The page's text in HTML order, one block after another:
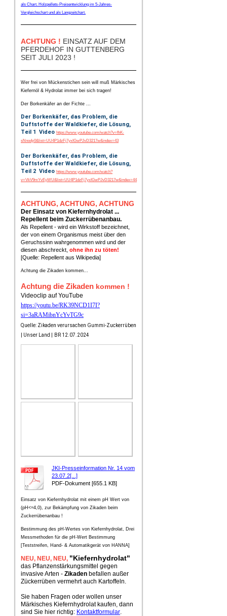
als Chart. Holzpellets-Preisentwicklung im 5-Jahres-
Vergleichschart und als Langzeitchart.
ACHTUNG ! EINSATZ AUF DEM
PFERDEHOF IN GUTTENBERG
SEIT JULI 2023 !
Wer frei von Mückenstichen sein will muß Märkisches
Kiefernöl & Hydrolat immer bei sich tragen!
Der Borkenkäfer an der Fichte ...
Der Borkenkäfer, das Problem, die
Duftstoffe der Waldkiefer, die Lösung,
Teil 1 Video https://www.youtube.com/watch?v=fhK-
sNnody0&list=UU4P1dzFj7yxIGwPJvD3217w&index=43
Der Borkenkäfer, das Problem, die
Duftstoffe der Waldkiefer, die Lösung,
Teil 2 Video https://www.youtube.com/watch?
v=VkV9mYvEyWU&list=UU4P1dzFj7yxIGwPJvD3217w&index=44
ACHTUNG, ACHTUNG, ACHTUNG
Der Einsatz von Kiefernhydrolat ...
Repellent beim Zuckerrübenanbau.
Als Repellent - wird ein Wirkstoff bezeichnet,
der von einem Organismus meist über den
Geruchssinn wahrgenommen wird und der
diesen abschreckt, ohne ihn zu töten!
[Quelle: Repellent aus Wikipedia]
Achtung die Zikaden kommen...
Achtung die Zikaden kommen !
Videoclip auf YouTube
https://youtu.be/RK39NCD1I7I?
si=3aRAMibnYcYvTG9c
Quelle: Zikaden verursachen Gummi-Zuckerrüben
| Unser Land |
BR 12.07.2024
JKI-Presseinformation Nr. 14 vom
23.07.2[...]
PDF-Dokument [655.1 KB]
Einsatz von Kiefernhydrolat mit einem pH Wert von
(pH<=4,0), zur Bekämpfung von Zikaden beim
Zuckerrübenanbau !
Bestimmung des pH-Wertes von Kiefernhydrolat, Drei
Messmethoden für die pH-Wert Bestimmung
[Teststreifen, Hand- & Automatikgerät von HANNA]
NEU, NEU, NEU, "Kiefernhydrolat"
das Pflanzenstärkungsmittel gegen
invasive Arten - Zikaden befallen außer
Zückerrüben vermehrt auch Kartoffeln.
Sie haben Fragen oder wollen unser
Märkisches Kiefernhydrolat kaufen, dann
sind Sie hier richtig: Kontaktformular